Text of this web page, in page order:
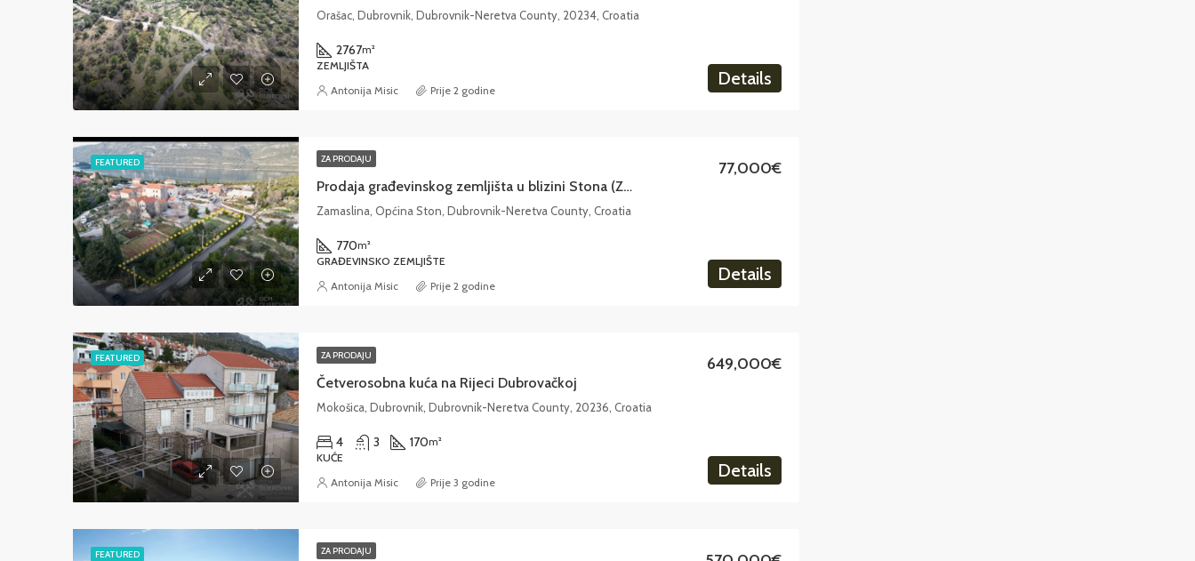
Orašac, Dubrovnik, Dubrovnik-Neretva County, 20234, Croatia
2767m²
ZEMLJIŠTA
Details
Antonija Misic Prije 2 godine
FEATURED ZA PRODAJU
Prodaja građevinskog zemljišta u blizini Stona (Zamaslina)
77,000€
Zamaslina, Općina Ston, Dubrovnik-Neretva County, Croatia
770m²
GRAĐEVINSKO ZEMLJIŠTE
Details
Antonija Misic Prije 2 godine
FEATURED ZA PRODAJU
Četverosobna kuća na Rijeci Dubrovačkoj
649,000€
Mokošica, Dubrovnik, Dubrovnik-Neretva County, 20236, Croatia
4 3 170m²
KUĆE
Details
Antonija Misic Prije 3 godine
FEATURED ZA PRODAJU